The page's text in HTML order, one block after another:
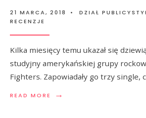
21 MARCA, 2018 • DZIAŁ
RECENZJE
Kilka miesięcy temu ukazał się
studyjny amerykańskiej grupy
Fighters. Zapowiadały go trzy single,
READ MORE →